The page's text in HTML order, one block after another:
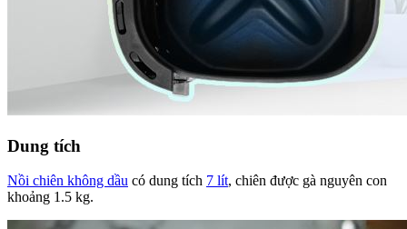
Dung tích
Nồi chiên không dầu có dung tích 7 lít, chiên được gà nguyên con
khoảng 1.5 kg.